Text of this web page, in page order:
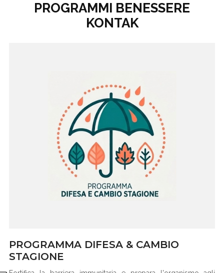
PROGRAMMI BENESSERE
KONTAK
PROGRAMMA DIFESA & CAMBIO
STAGIONE